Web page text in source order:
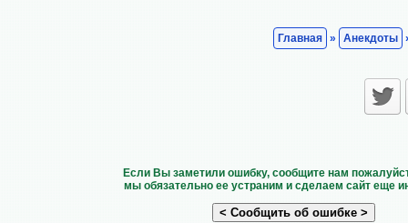
Главная » Анекдоты
Если Вы заметили ошибку, сообщите нам
мы обязательно ее устраним и сделаем сайт еще